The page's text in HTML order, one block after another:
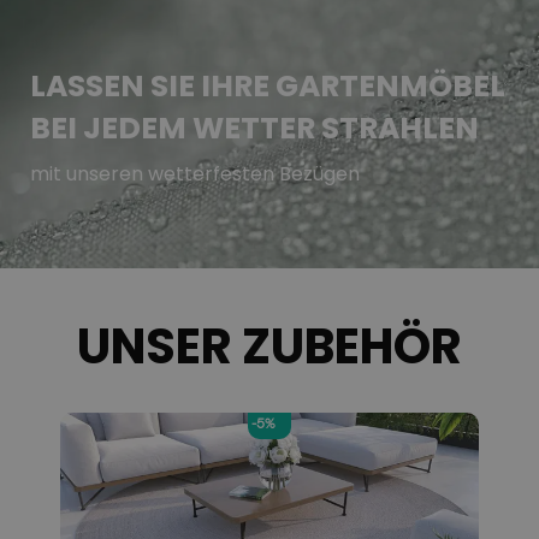
LASSEN SIE IHRE GARTENMÖBEL
BEI JEDEM WETTER STRAHLEN
mit unseren wetterfesten Bezügen
UNSER ZUBEHÖR
-5%